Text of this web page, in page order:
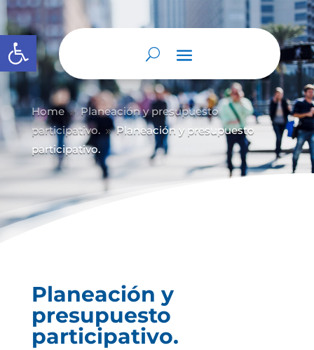
Abrir barra de herramientas
Home 9 Planeación y presupuesto
participativo. 9 Planeación y presupuesto
participativo.
Planeación y
presupuesto
participativo.